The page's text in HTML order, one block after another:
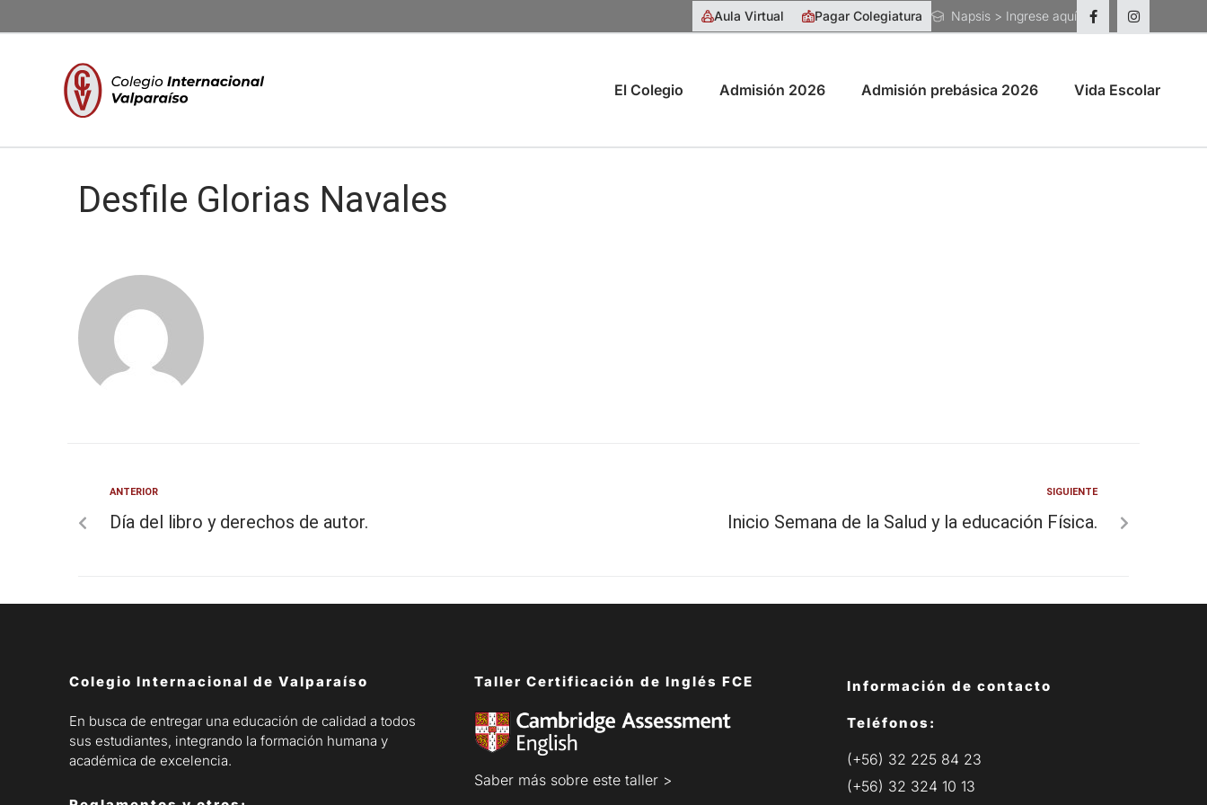
Aula Virtual Pagar Colegiatura Napsis > Ingrese aquí
El Colegio Admisión 2026 Admisión prebásica 2026 Vida Escolar
Desfile Glorias Navales
ANTERIOR
Día del libro y derechos de autor.
SIGUIENTE
Inicio Semana de la Salud y la educación Física.
Colegio Internacional de Valparaíso
En busca de entregar una educación de calidad a todos
sus estudiantes, integrando la formación humana y
académica de excelencia.
Taller Certificación de Inglés FCE
Saber más sobre este taller >
Información de contacto
Teléfonos:
(+56) 32 225 84 23
(+56) 32 324 10 13